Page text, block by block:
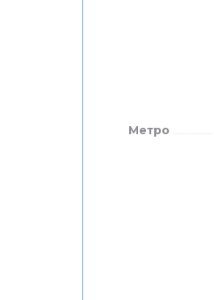
Метро